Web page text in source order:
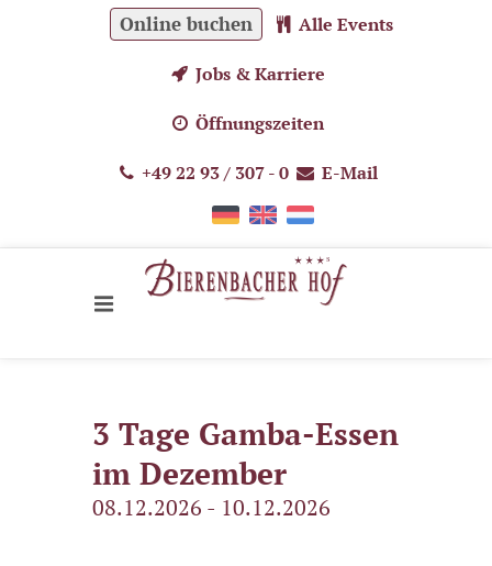
Online buchen Alle Events
Jobs & Karriere
Öffnungszeiten
+49 22 93 / 307 - 0 E-Mail
3 Tage Gamba-Essen
im Dezember
08.12.2026 - 10.12.2026